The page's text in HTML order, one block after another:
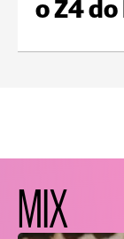
o Z4
MIX